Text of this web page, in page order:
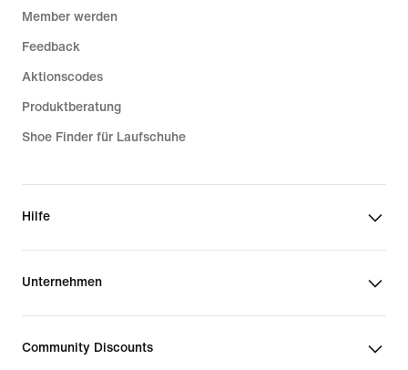
Member werden
Feedback
Aktionscodes
Produktberatung
Shoe Finder für Laufschuhe
Hilfe
Unternehmen
Community Discounts